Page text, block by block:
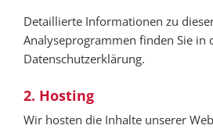
Detaillierte Informationen zu
Analyseprogrammen finden Sie in
Datenschutzerklärung.
2. Hosting
Wir hosten die Inhalte unserer